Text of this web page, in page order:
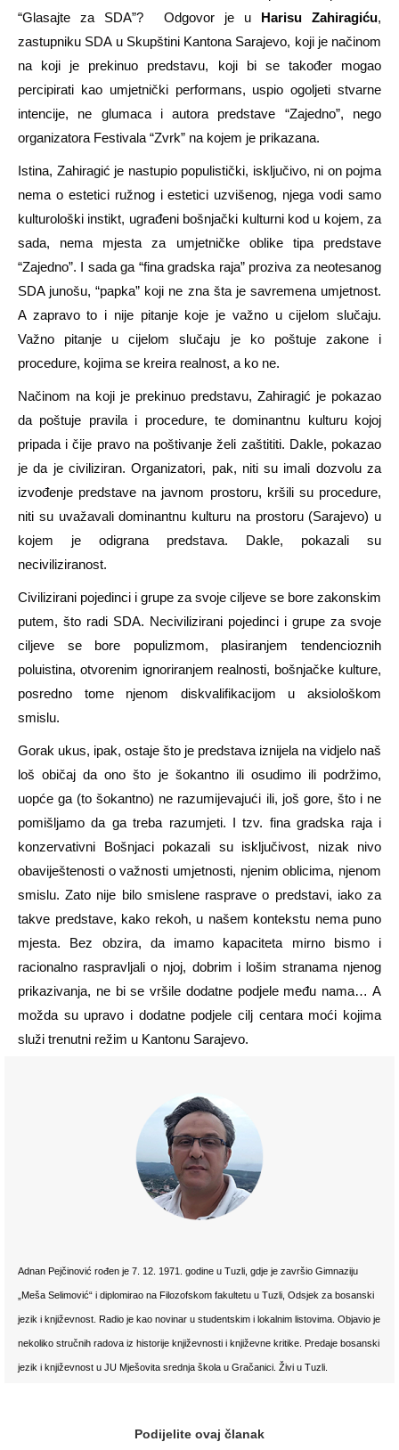
“Glasajte za SDA”? Odgovor je u Harisu Zahiragiću,
zastupniku SDA u Skupštini Kantona Sarajevo, koji je načinom
na koji je prekinuo predstavu, koji bi se također mogao
percipirati kao umjetnički performans, uspio ogoljeti stvarne
intencije, ne glumaca i autora predstave “Zajedno”, nego
organizatora Festivala “Zvrk” na kojem je prikazana.
Istina, Zahiragić je nastupio populistički, isključivo, ni on pojma
nema o estetici ružnog i estetici uzvišenog, njega vodi samo
kulturološki instikt, ugrađeni bošnjački kulturni kod u kojem, za
sada, nema mjesta za umjetničke oblike tipa predstave
“Zajedno”. I sada ga “fina gradska raja” proziva za neotesanog
SDA junošu, “papka” koji ne zna šta je savremena umjetnost.
A zapravo to i nije pitanje koje je važno u cijelom slučaju.
Važno pitanje u cijelom slučaju je ko poštuje zakone i
procedure, kojima se kreira realnost, a ko ne.
Načinom na koji je prekinuo predstavu, Zahiragić je pokazao
da poštuje pravila i procedure, te dominantnu kulturu kojoj
pripada i čije pravo na poštivanje želi zaštititi. Dakle, pokazao
je da je civiliziran. Organizatori, pak, niti su imali dozvolu za
izvođenje predstave na javnom prostoru, kršili su procedure,
niti su uvažavali dominantnu kulturu na prostoru (Sarajevo) u
kojem je odigrana predstava. Dakle, pokazali su
neciviliziranost.
Civilizirani pojedinci i grupe za svoje ciljeve se bore zakonskim
putem, što radi SDA. Necivilizirani pojedinci i grupe za svoje
ciljeve se bore populizmom, plasiranjem tendencioznih
poluistina, otvorenim ignoriranjem realnosti, bošnjačke kulture,
posredno tome njenom diskvalifikacijom u aksiološkom
smislu.
Gorak ukus, ipak, ostaje što je predstava iznijela na vidjelo naš
loš običaj da ono što je šokantno ili osudimo ili podržimo,
uopće ga (to šokantno) ne razumijevajući ili, još gore, što i ne
pomišljamo da ga treba razumjeti. I tzv. fina gradska raja i
konzervativni Bošnjaci pokazali su isključivost, nizak nivo
obaviještenosti o važnosti umjetnosti, njenim oblicima, njenom
smislu. Zato nije bilo smislene rasprave o predstavi, iako za
takve predstave, kako rekoh, u našem kontekstu nema puno
mjesta. Bez obzira, da imamo kapaciteta mirno bismo i
racionalno raspravljali o njoj, dobrim i lošim stranama njenog
prikazivanja, ne bi se vršile dodatne podjele među nama… A
možda su upravo i dodatne podjele cilj centara moći kojima
služi trenutni režim u Kantonu Sarajevo.
Adnan Pejčinović rođen je 7. 12. 1971. godine u Tuzli, gdje je završio Gimnaziju
„Meša Selimović“ i diplomirao na Filozofskom fakultetu u Tuzli, Odsjek za bosanski
jezik i književnost. Radio je kao novinar u studentskim i lokalnim listovima. Objavio je
nekoliko stručnih radova iz historije književnosti i književne kritike. Predaje bosanski
jezik i književnost u JU Mješovita srednja škola u Gračanici. Živi u Tuzli.
Podijelite ovaj članak